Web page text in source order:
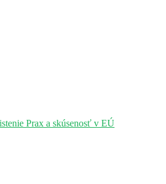
Prax a skúsenosť v EÚ